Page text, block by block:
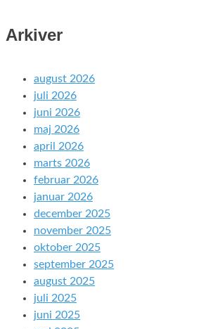
Arkiver
august 2026
juli 2026
juni 2026
maj 2026
april 2026
marts 2026
februar 2026
januar 2026
december 2025
november 2025
oktober 2025
september 2025
august 2025
juli 2025
juni 2025